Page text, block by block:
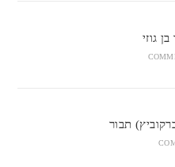
גוזי
תבור